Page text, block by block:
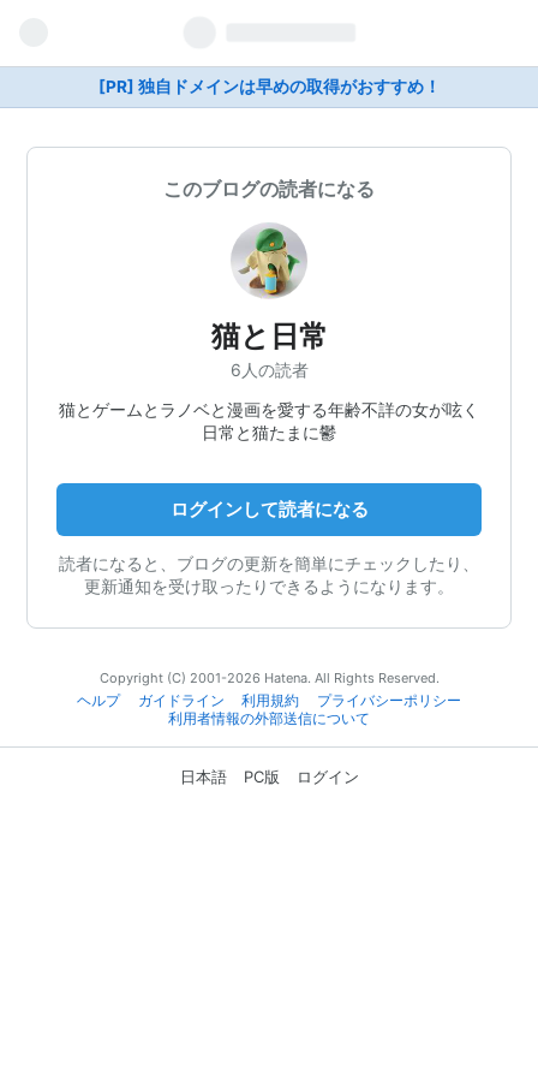
[PR] 独自ドメインは早めの取得がおすすめ！
このブログの読者になる
猫と日常
6人の読者
猫とゲームとラノベと漫画を愛する年齢不詳の女が呟く
日常と猫たまに鬱
ログインして読者になる
読者になると、ブログの更新を簡単にチェックしたり、
更新通知を受け取ったりできるようになります。
Copyright (C) 2001-2026 Hatena. All Rights Reserved.
ヘルプ
ガイドライン 利用規約
プライバシーポリシー
利用者情報の外部送信について
日本語 PC版 ログイン